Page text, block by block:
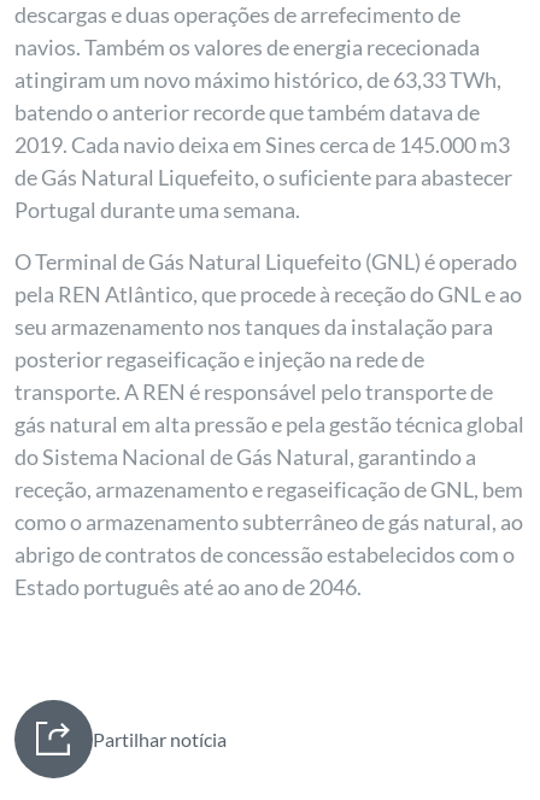
descargas e duas operações de arrefecimento de
navios. Também os valores de energia rececionada
atingiram um novo máximo histórico, de 63,33 TWh,
batendo o anterior recorde que também datava de
2019. Cada navio deixa em Sines cerca de 145.000 m3
de Gás Natural Liquefeito, o suficiente para abastecer
Portugal durante uma semana.
O Terminal de Gás Natural Liquefeito (GNL) é operado
pela REN Atlântico, que procede à receção do GNL e ao
seu armazenamento nos tanques da instalação para
posterior regaseificação e injeção na rede de
transporte. A REN é responsável pelo transporte de
gás natural em alta pressão e pela gestão técnica global
do Sistema Nacional de Gás Natural, garantindo a
receção, armazenamento e regaseificação de GNL, bem
como o armazenamento subterrâneo de gás natural, ao
abrigo de contratos de concessão estabelecidos com o
Estado português até ao ano de 2046.
Partilhar notícia